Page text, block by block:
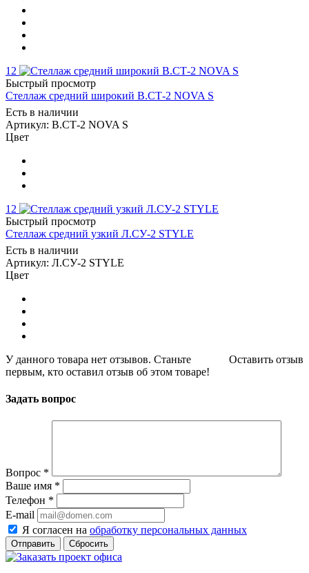
12
Быстрый просмотр
Стеллаж средний широкий В.СТ-2 NOVA S
Есть в наличии
Артикул: В.СТ-2 NOVA S
Цвет
12
Быстрый просмотр
Стеллаж средний узкий Л.СУ-2 STYLE
Есть в наличии
Артикул: Л.СУ-2 STYLE
Цвет
Оставить отзыв
У данного товара нет отзывов. Станьте
первым, кто оставил отзыв об этом товаре!
Задать вопрос
Вопрос *
Ваше имя *
Телефон *
E-mail
Я согласен на обработку персональных данных
Сбросить